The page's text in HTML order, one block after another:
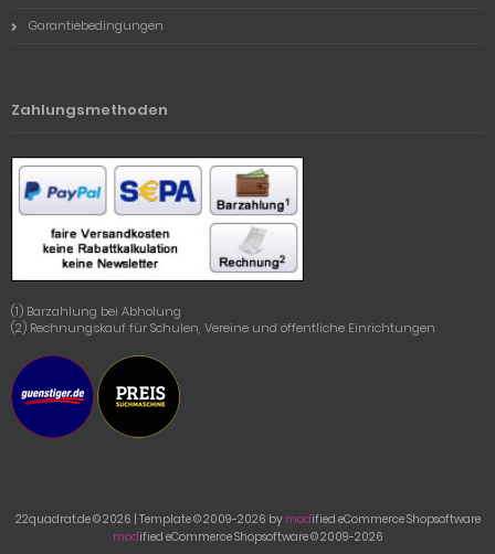
Garantiebedingungen
Zahlungsmethoden
(1) Barzahlung bei Abholung
(2) Rechnungskauf für Schulen, Vereine und öffentliche Einrichtungen
22quadrat.de © 2026 | Template © 2009-2026 by modified eCommerce Shopsoftware
modified eCommerce Shopsoftware © 2009-2026